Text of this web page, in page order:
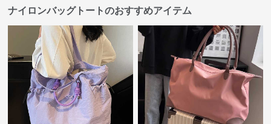
ナイロンバッグトートのおすすめアイテム